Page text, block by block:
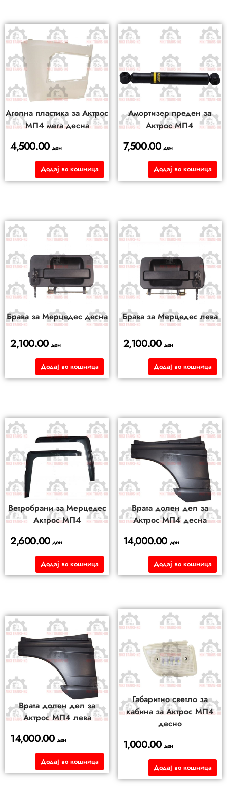
Аголна пластика за Актрос
МП4 мега десна
4,500.00ден
Додај во кошница
Амортизер преден за
Актрос МП4
7,500.00 ден
Додај во кошница
Брава за Мерцедес десна
2,100.00ден
Додај во кошница
Брава за Мерцедес лева
2,100.00 ден
Додај во кошница
Ветробрани за Мерцедес
Актрос МП4
2,600.00ден
Додај во кошница
Врата долен дел за
Актрос МП4 десна
14,000.00 ден
Додај во кошница
Врата долен дел за
Актрос МП4 лева
14,000.00 ден
Додај во кошница
Габаритно светло за
кабина за Актрос МП4
десно
1,000.00 ден
Додај во кошница